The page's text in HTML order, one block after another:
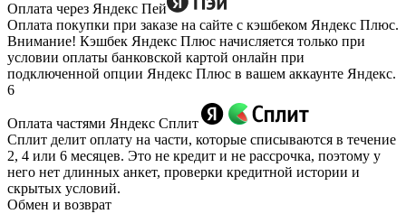
Оплата через Яндекс Пей
Оплата покупки при заказе на сайте с кэшбеком Яндекс Плюс.
Внимание! Кэшбек Яндекс Плюс начисляется только при
условии оплаты банковской картой онлайн при
подключенной опции Яндекс Плюс в вашем аккаунте Яндекс.
6
Оплата частями Яндекс Сплит
Сплит делит оплату на части, которые списываются в течение
2, 4 или 6 месяцев. Это не кредит и не рассрочка, поэтому у
него нет длинных анкет, проверки кредитной истории и
скрытых условий.
Обмен и возврат